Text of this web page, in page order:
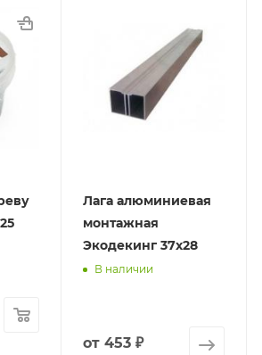
Лага алюминиевая
монтажная
Экодекинг 37х28
В наличии
от 453 ₽